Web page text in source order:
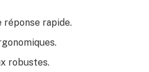
réponse rapide.
robustes.